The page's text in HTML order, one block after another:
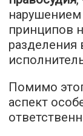
принципов
разделения
Помимо
аспект